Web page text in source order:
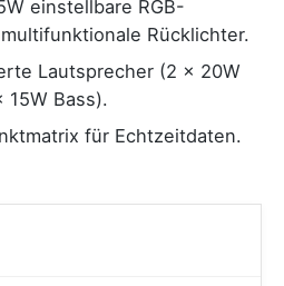
einstellbare RGB-
Rücklichter.
Lautsprecher (2 x 20W
Bass).
für Echtzeitdaten.